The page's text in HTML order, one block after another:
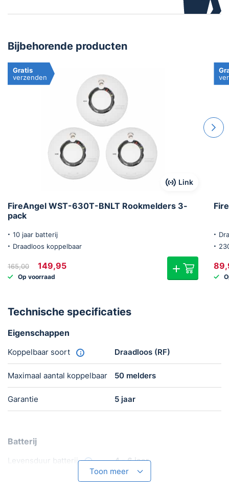
Bijbehorende producten
Link
Gratis
verzenden
FireAngel WST-630T-BNLT Rookmelders 3-
pack
10 jaar batterij
Draadloos koppelbaar
165,00
Oorspronkelijke
prijs
was:
149,95
Op voorraad
Technische specificaties
Eigenschappen
Koppelbaar soort Draadloos (RF)
Maximaal aantal koppelbaar 50 melders
Garantie 5 jaar
Batterij
Levensduur batterij 4 - 6 jaar
Batterijen meegeleverd
Toon meer